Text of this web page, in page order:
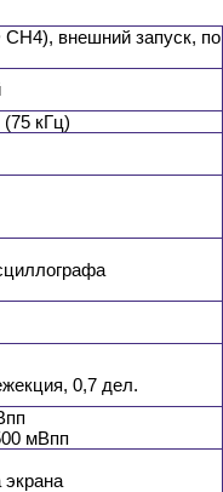
внешний запуск, по
кГц)
0,7 дел.
мВпп
экрана